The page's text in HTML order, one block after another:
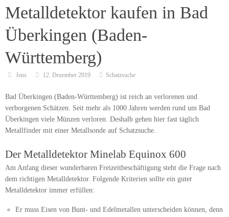
Metalldetektor kaufen in Bad
Überkingen (Baden-
Württemberg)
Jens 12. Dezember 2019 Schatzsuche
Bad Überkingen (Baden-Württemberg) ist reich an verlorenen und
verborgenen Schätzen. Seit mehr als 1000 Jahren werden rund um Bad
Überkingen viele Münzen verloren. Deshalb gehen hier fast täglich
Metallfinder mit einer Metallsonde auf Schatzsuche.
Der Metalldetektor Minelab Equinox 600
Am Anfang dieser wunderbaren Freizeitbeschäftigung steht die Frage nach
dem richtigen Metalldetektor. Folgende Kriterien sollte ein guter
Metalldetektor immer erfüllen:
Er muss Eisen von Bunt- und Edelmetallen unterscheiden können, denn